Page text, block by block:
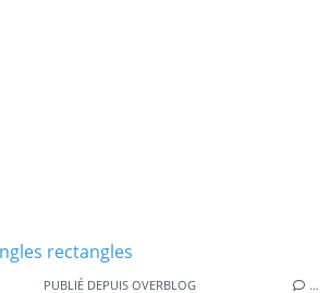
PUBLIÉ DEPUIS OVERBLOG …